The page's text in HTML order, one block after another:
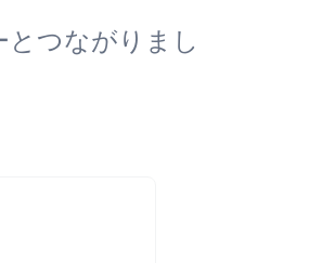
つながりまし